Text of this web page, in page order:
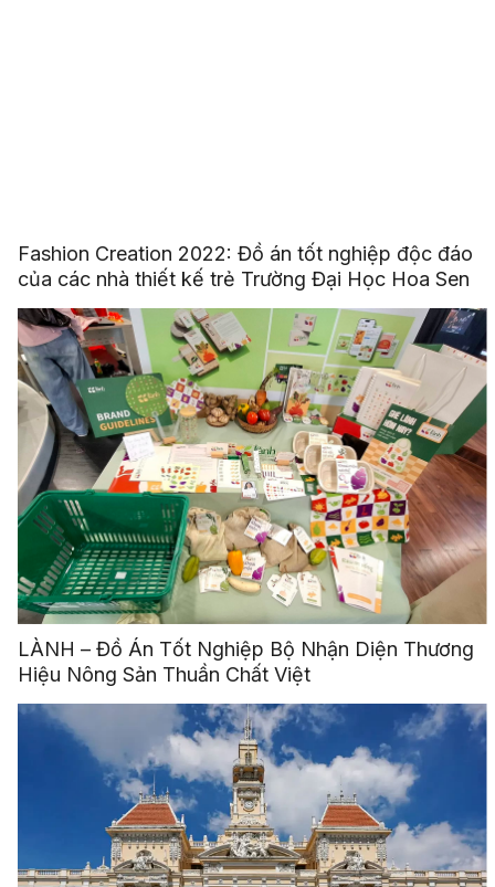
Fashion Creation 2022: Đồ án tốt nghiệp độc đáo
của các nhà thiết kế trẻ Trường Đại Học Hoa Sen
LÀNH – Đồ Án Tốt Nghiệp Bộ Nhận Diện Thương
Hiệu Nông Sản Thuần Chất Việt